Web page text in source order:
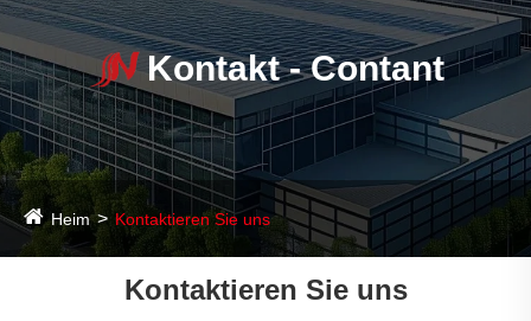
Kontakt - Contant
Heim Kontaktieren Sie uns
Kontaktieren Sie uns